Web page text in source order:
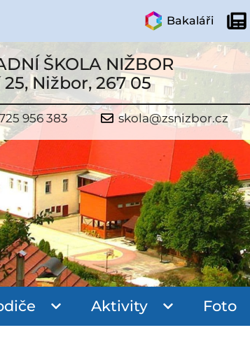
Bakaláři
ŠKOLA NIŽBOR
Nižbor, 267 05
956 383 skola@zsnizbor.cz
Aktivity Foto